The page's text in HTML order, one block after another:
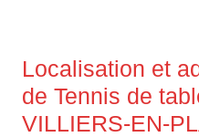
Localisation et
de Tennis de
VILLIERS-EN-